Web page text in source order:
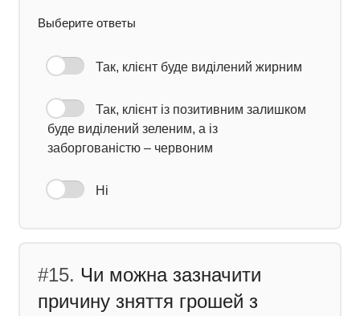
Выберите ответы
Так, клієнт буде виділений жирним
Так, клієнт із позитивним залишком
буде виділений зеленим, а із
заборгованістю – червоним
Ні
#15. Чи можна зазначити
причину зняття грошей з